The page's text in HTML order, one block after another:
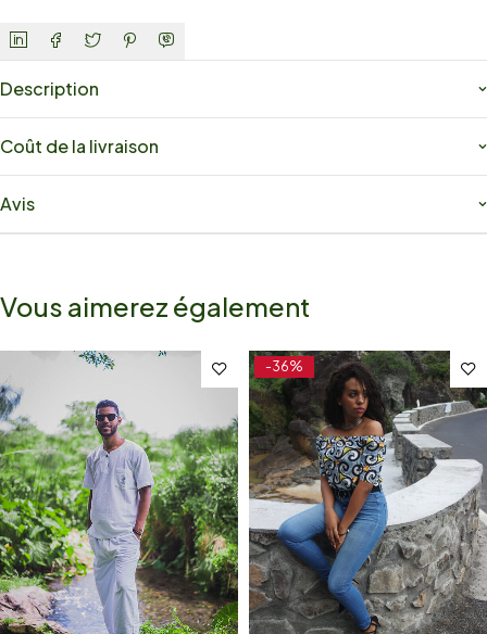
Description
Coût de la livraison
Avis
Vous aimerez également
-36%